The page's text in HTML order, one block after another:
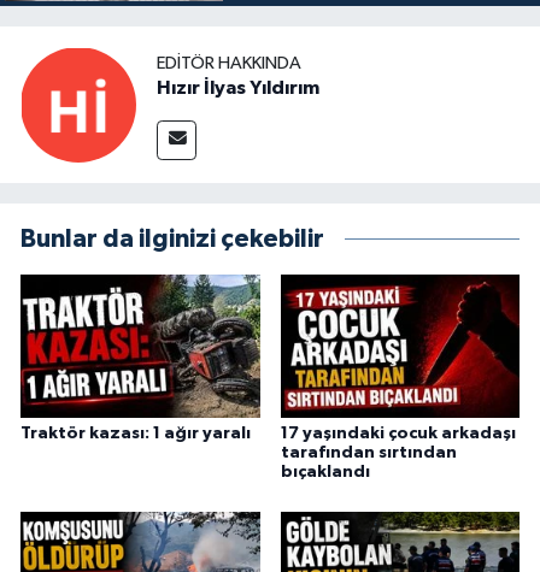
EDITÖR HAKKINDA
Hızır İlyas Yıldırım
Bunlar da ilginizi çekebilir
Traktör kazası: 1 ağır yaralı
17 yaşındaki çocuk arkadaşı
tarafından sırtından
bıçaklandı